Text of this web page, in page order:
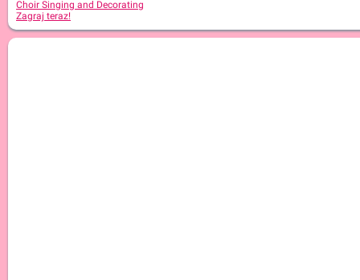
Choir Singing and Decorating
Zagraj teraz!